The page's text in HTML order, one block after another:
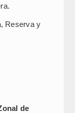
Reserva y
de